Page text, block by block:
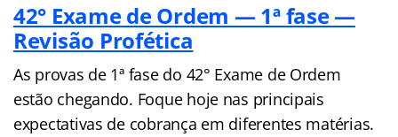
42° Exame de Ordem — 1ª fase —
Revisão Profética
As provas de 1ª fase do 42° Exame de Ordem
estão chegando. Foque hoje nas principais
expectativas de cobrança em diferentes matérias.